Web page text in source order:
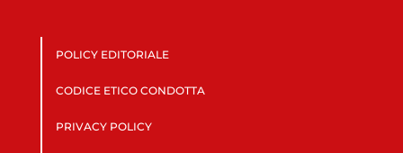
POLICY EDITORIALE
CODICE ETICO CONDOTTA
PRIVACY POLICY